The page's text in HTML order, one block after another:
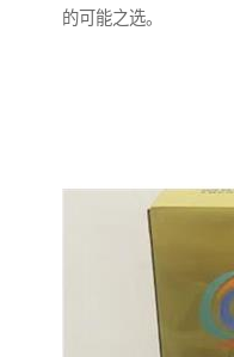
的可能之选。